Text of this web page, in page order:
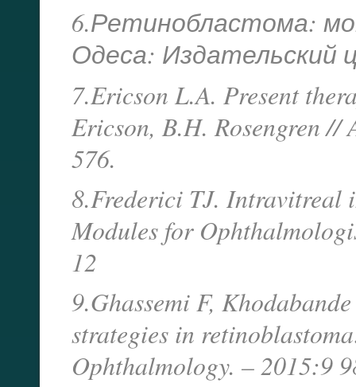
6.Ретинобластома:
Одеса: Издательский
7.Ericson L.A. Present
Ericson, B.H. Rosengren //
576.
8.Frederici TJ. Intravitreal
Modules for
12
9.Ghassemi F,
strategies in
Ophthalmology. – 2015:9